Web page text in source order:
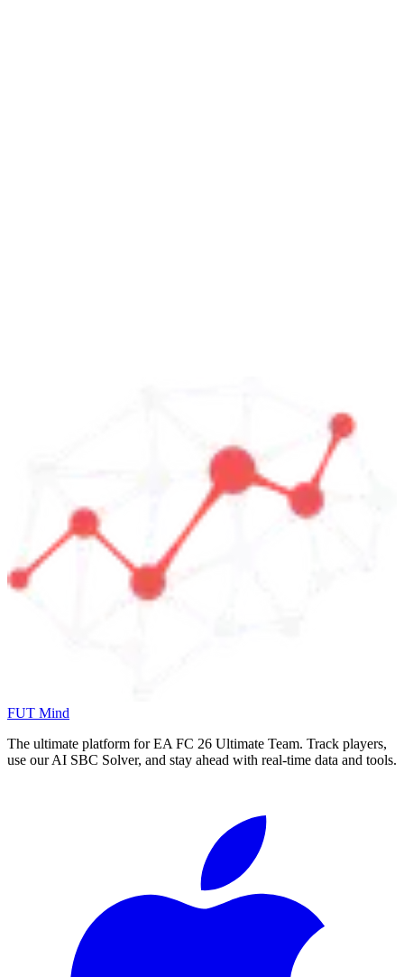
FUT Mind
The ultimate platform for EA FC 26 Ultimate Team. Track players,
use our AI SBC Solver, and stay ahead with real-time data and tools.